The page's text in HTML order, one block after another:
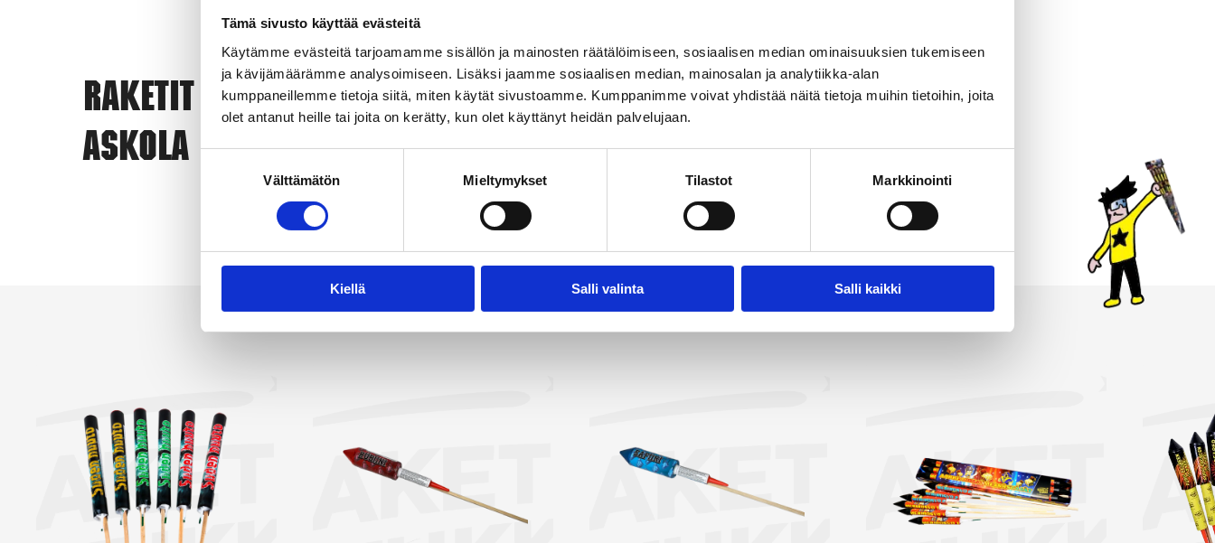
Tämä sivusto käyttää evästeitä
Käytämme evästeitä tarjoamamme sisällön ja mainosten räätälöimiseen, sosiaalisen median ominaisuuksien tukemiseen
ja kävijämäärämme analysoimiseen. Lisäksi jaamme sosiaalisen median, mainosalan ja analytiikka-alan
kumppaneillemme tietoja siitä, miten käytät sivustoamme. Kumppanimme voivat yhdistää näitä tietoja muihin tietoihin, joita
olet antanut heille tai joita on kerätty, kun olet käyttänyt heidän palvelujaan.
Välttämätön Mieltymykset Tilastot Markkinointi
Kiellä Salli valinta Salli kaikki
Raketit
Askola
Raketitovat klassisiailotulitteita. Rakettipaketit tarjoavat useita raketteja, joissa on
erilaisia efektejä, luoden taivaalle upean värien ja muotojen kirjon. Jokainen raketti
yksittäisiä raketteja, joista olemme poimineet myyntiin näyttävimmät ja suurimmat raketit.
Kun etsit raketteja Askolan alueelta on Rakettitukku sinun valintasi!